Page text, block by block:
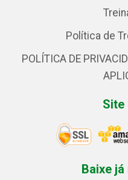
Política de
POLÍTICA DE
Site
Baixe